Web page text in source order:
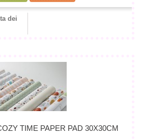
dei
TIME PAPER PAD 30X30CM